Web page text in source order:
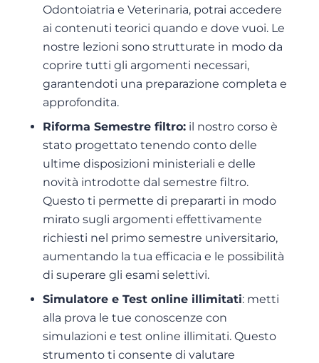
Odontoiatria e Veterinaria, potrai accedere
ai contenuti teorici quando e dove vuoi. Le
nostre lezioni sono strutturate in modo da
coprire tutti gli argomenti necessari,
garantendoti una preparazione completa e
approfondita.
Riforma Semestre filtro: il nostro corso è
stato progettato tenendo conto delle
ultime disposizioni ministeriali e delle
novità introdotte dal semestre filtro.
Questo ti permette di prepararti in modo
mirato sugli argomenti effettivamente
richiesti nel primo semestre universitario,
aumentando la tua efficacia e le possibilità
di superare gli esami selettivi.
Simulatore e Test online illimitati: metti
alla prova le tue conoscenze con
simulazioni e test online illimitati. Questo
strumento ti consente di valutare